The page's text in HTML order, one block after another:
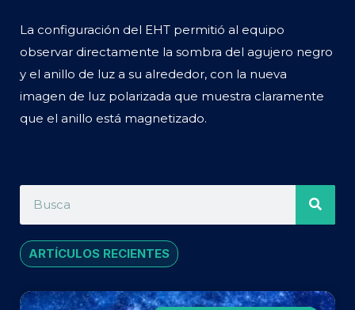
La configuración del EHT permitió al equipo
observar directamente la sombra del agujero negro
y el anillo de luz a su alrededor, con la nueva
imagen de luz polarizada que muestra claramente
que el anillo está magnetizado.
ARTÍCULOS RECIENTES